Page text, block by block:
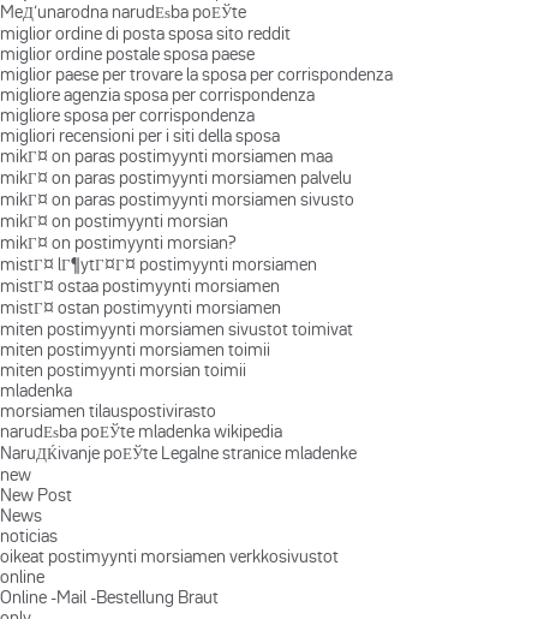
MeД‘unarodna narudЕѕba poЕЎte
miglior ordine di posta sposa sito reddit
miglior ordine postale sposa paese
miglior paese per trovare la sposa per corrispondenza
migliore agenzia sposa per corrispondenza
migliore sposa per corrispondenza
migliori recensioni per i siti della sposa
mikГ¤ on paras postimyynti morsiamen maa
mikГ¤ on paras postimyynti morsiamen palvelu
mikГ¤ on paras postimyynti morsiamen sivusto
mikГ¤ on postimyynti morsian
mikГ¤ on postimyynti morsian?
mistГ¤ lГ¶ytГ¤Г¤ postimyynti morsiamen
mistГ¤ ostaa postimyynti morsiamen
mistГ¤ ostan postimyynti morsiamen
miten postimyynti morsiamen sivustot toimivat
miten postimyynti morsiamen toimii
miten postimyynti morsian toimii
mladenka
morsiamen tilauspostivirasto
narudЕѕba poЕЎte mladenka wikipedia
NaruДЌivanje poЕЎte Legalne stranice mladenke
new
New Post
News
noticias
oikeat postimyynti morsiamen verkkosivustot
online
Online -Mail -Bestellung Braut